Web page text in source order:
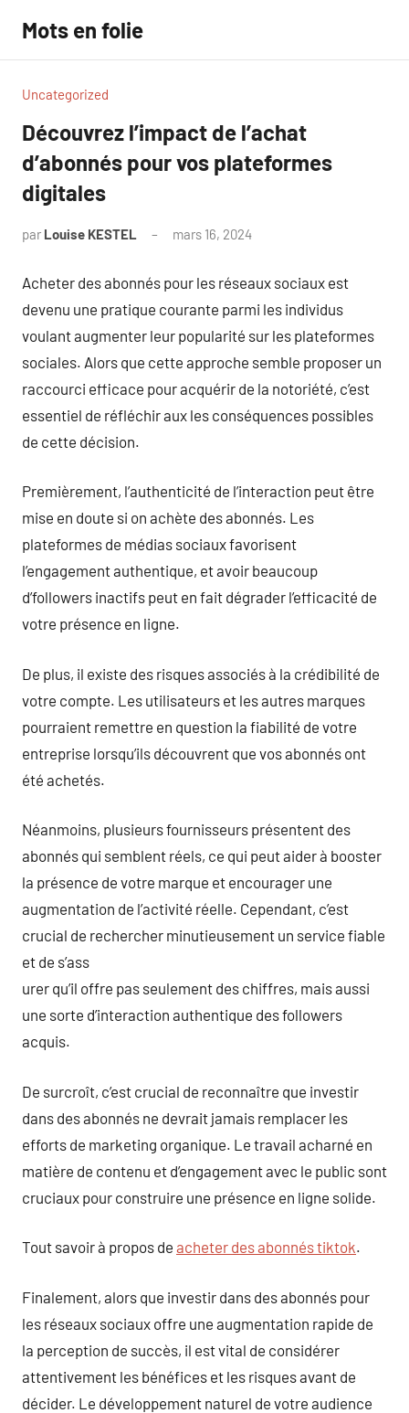
contenu
Mots en folie
Uncategorized
Découvrez l’impact de l’achat
d’abonnés pour vos plateformes
digitales
par Louise KESTEL mars 16, 2024
Acheter des abonnés pour les réseaux sociaux est
devenu une pratique courante parmi les individus
voulant augmenter leur popularité sur les plateformes
sociales. Alors que cette approche semble proposer un
raccourci efficace pour acquérir de la notoriété, c’est
essentiel de réfléchir aux les conséquences possibles
de cette décision.
Premièrement, l’authenticité de l’interaction peut être
mise en doute si on achète des abonnés. Les
plateformes de médias sociaux favorisent
l’engagement authentique, et avoir beaucoup
d’followers inactifs peut en fait dégrader l’efficacité de
votre présence en ligne.
De plus, il existe des risques associés à la crédibilité de
votre compte. Les utilisateurs et les autres marques
pourraient remettre en question la fiabilité de votre
entreprise lorsqu’ils découvrent que vos abonnés ont
été achetés.
Néanmoins, plusieurs fournisseurs présentent des
abonnés qui semblent réels, ce qui peut aider à booster
la présence de votre marque et encourager une
augmentation de l’activité réelle. Cependant, c’est
crucial de rechercher minutieusement un service fiable
et de s’ass
urer qu’il offre pas seulement des chiffres, mais aussi
une sorte d’interaction authentique des followers
acquis.
De surcroît, c’est crucial de reconnaître que investir
dans des abonnés ne devrait jamais remplacer les
efforts de marketing organique. Le travail acharné en
matière de contenu et d’engagement avec le public sont
cruciaux pour construire une présence en ligne solide.
Tout savoir à propos de acheter des abonnés tiktok.
Finalement, alors que investir dans des abonnés pour
les réseaux sociaux offre une augmentation rapide de
la perception de succès, il est vital de considérer
attentivement les bénéfices et les risques avant de
décider. Le développement naturel de votre audience